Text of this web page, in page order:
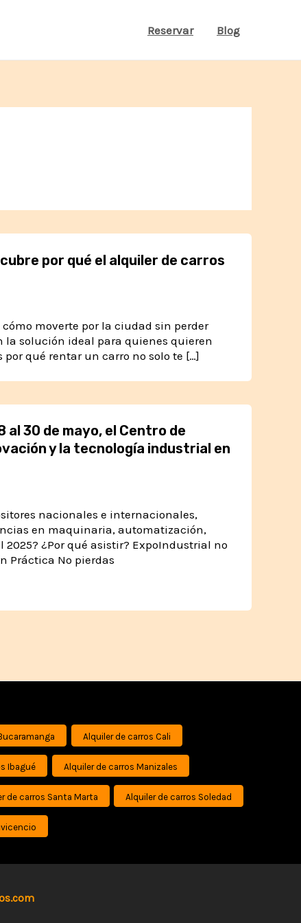
Reservar Blog
por qué el alquiler de carros
moverte por la ciudad sin perder
la solución ideal para quienes quieren
qué rentar un carro no solo te […]
al 30 de mayo, el Centro de
y la tecnología industrial en
nacionales e internacionales,
en maquinaria, automatización,
¿Por qué asistir? ExpoIndustrial no
Práctica No pierdas
Alquiler de carros Cali
Ibagué Alquiler de carros Manizales
de carros Santa Marta Alquiler de carros Soledad